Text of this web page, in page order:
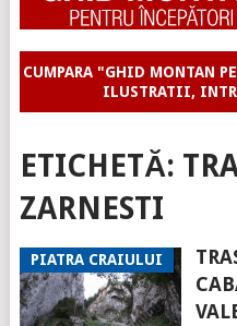
CUMPARA "GHID MONTAN
ILUSTRATII,
ETICHETĂ:
ZARNESTI
PIATRA CRAIULUI